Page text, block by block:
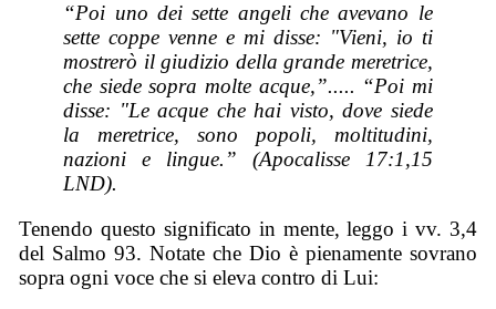
“Poi uno dei sette angeli che avevano le
sette coppe venne e mi disse: "Vieni, io ti
mostrerò il giudizio della grande meretrice,
che siede sopra molte acque,”..... “Poi mi
disse: "Le acque che hai visto, dove siede
la meretrice, sono popoli, moltitudini,
nazioni e lingue.” (Apocalisse 17:1,15
LND).
Tenendo questo significato in mente, leggo i vv. 3,4
del Salmo 93. Notate che Dio è pienamente sovrano
sopra ogni voce che si eleva contro di Lui: